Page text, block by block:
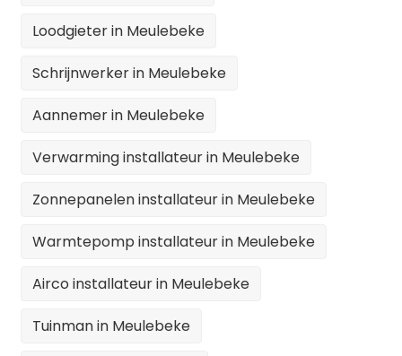
Loodgieter in Meulebeke
Schrijnwerker in Meulebeke
Aannemer in Meulebeke
Verwarming installateur in Meulebeke
Zonnepanelen installateur in Meulebeke
Warmtepomp installateur in Meulebeke
Airco installateur in Meulebeke
Tuinman in Meulebeke